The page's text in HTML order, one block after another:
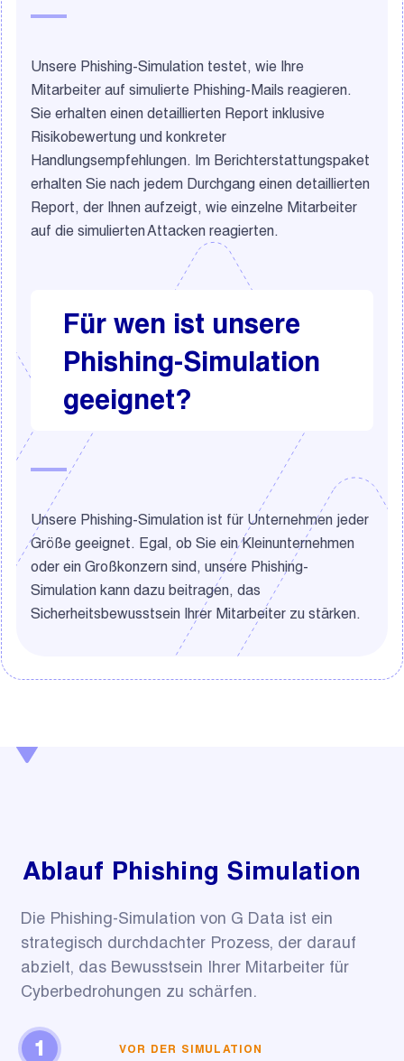
Unsere Phishing-Simulation testet, wie Ihre
Mitarbeiter auf simulierte Phishing-Mails reagieren.
Sie erhalten einen detaillierten Report inklusive
Risikobewertung und konkreter
Handlungsempfehlungen. Im Berichterstattungspaket
erhalten Sie nach jedem Durchgang einen detaillierten
Report, der Ihnen aufzeigt, wie einzelne Mitarbeiter
auf die simulierten Attacken reagierten.
Für wen ist unsere
Phishing-Simulation
geeignet?
Unsere Phishing-Simulation ist für Unternehmen jeder
Größe geeignet. Egal, ob Sie ein Kleinunternehmen
oder ein Großkonzern sind, unsere Phishing-
Simulation kann dazu beitragen, das
Sicherheitsbewusstsein Ihrer Mitarbeiter zu stärken.
Ablauf Phishing Simulation
Die Phishing-Simulation von G Data ist ein
strategisch durchdachter Prozess, der darauf
abzielt, das Bewusstsein Ihrer Mitarbeiter für
Cyberbedrohungen zu schärfen.
1 VOR DER SIMULATION